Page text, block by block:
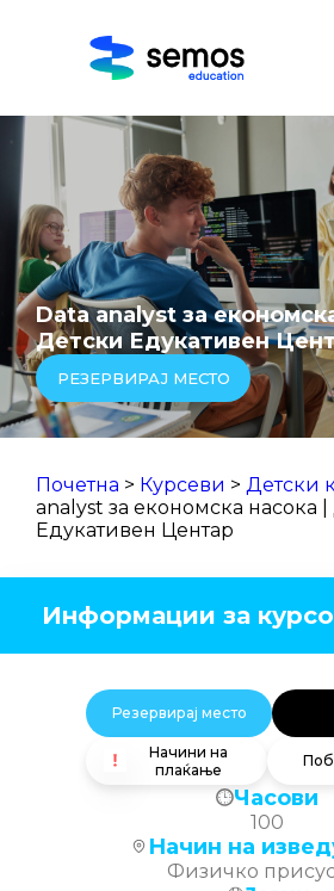
Data analyst за
Детски Едукативен
РЕЗЕРВИРАЈ МЕСТО
Почетна > Курсеви > Детски
analyst за економска насока |
Едукативен Центар
Информации за
Резервирај место
Начини на
плаќање
Часови
100
Начин на
Физичко